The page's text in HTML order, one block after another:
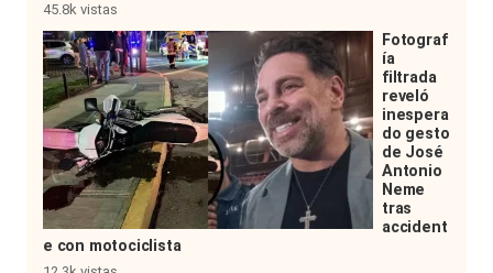
45.8k vistas
Fotograf
ía
filtrada
reveló
inespera
do gesto
de José
Antonio
Neme
tras
accident
e con motociclista